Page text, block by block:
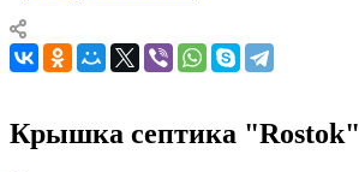
Крышка септика "Rostok"